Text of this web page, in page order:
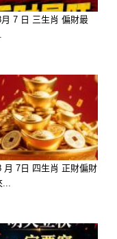
「穿」回
長期病痛或
陷低潮
但在端午這
而會壓制本
避免全身藍
月 7 日 三生肖 偏財最
月 7日 四生肖 正財偏財